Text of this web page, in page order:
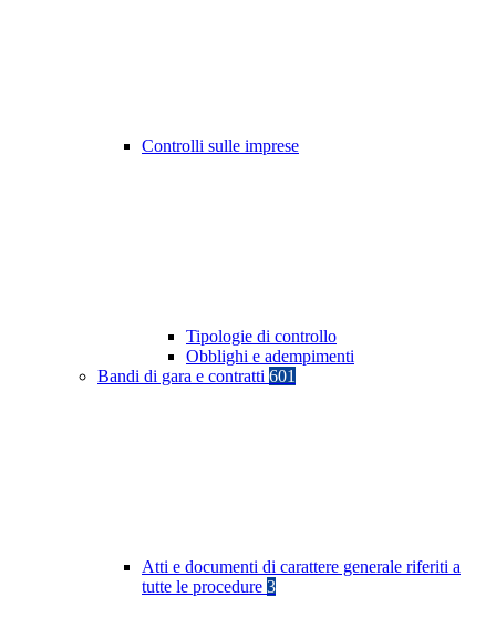
Controlli sulle imprese
Tipologie di controllo
Obblighi e adempimenti
Bandi di gara e contratti 601
Atti e documenti di carattere generale riferiti a
tutte le procedure 3